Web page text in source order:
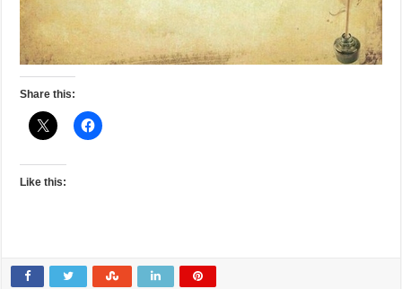
Share this:
Like this: